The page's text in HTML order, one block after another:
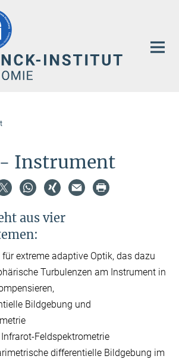
- Instrument
aus vier
für extreme adaptive Optik, das dazu
Turbulenzen am Instrument in
Bildgebung und
Infrarot-Feldspektrometrie
differentielle Bildgebung im